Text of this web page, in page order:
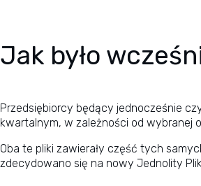
Jak było
Przedsiębiorcy będący jednocześnie
kwartalnym, w zależności od wybranej
Oba te pliki zawierały część tych
zdecydowano się na nowy Jednolity